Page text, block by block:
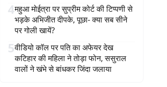
4महुआ मोईत्रा पर सुप्रीम कोर्ट की टिप्पणी से
भड़के अभिजीत दीपके, पूछा- क्या सब सीने
पर गोली खायें?
5वीडियो कॉल पर पति का अफेयर देख
कटिहार की महिला ने तोड़ा फोन, ससुराल
वालों ने खंभे से बांधकर जिंदा जलाया